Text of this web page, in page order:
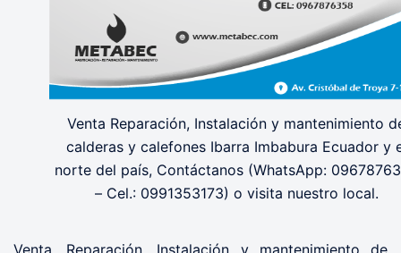
Venta Reparación, Instalación y mantenimiento
calderas y calefones Ibarra Imbabura Ecuador y
norte del país, Contáctanos (WhatsApp:
– Cel.: 0991353173) o visita nuestro local.